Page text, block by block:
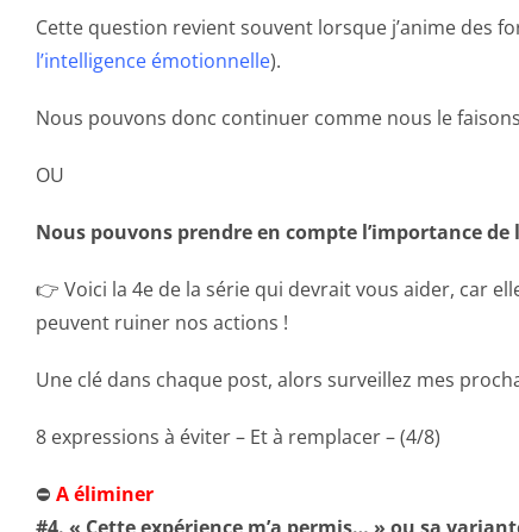
Cette question revient souvent lorsque j’anime des
l’intelligence émotionnelle).
Nous pouvons donc continuer comme nous le
OU
Nous pouvons prendre en compte l’importance
👉 Voici la 4e de la série qui devrait vous aider, car
peuvent ruiner nos actions !
Une clé dans chaque post, alors surveillez mes
8 expressions à éviter – Et à remplacer – (4/8)
⛔ A éliminer